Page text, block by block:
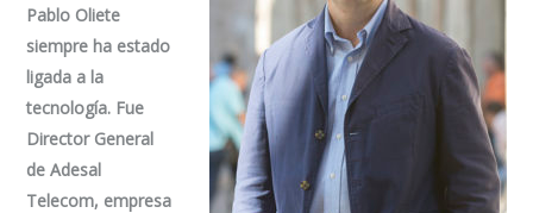
Pablo Oliete
siempre ha estado
ligada a la
tecnología. Fue
Director General
de Adesal
Telecom, empresa